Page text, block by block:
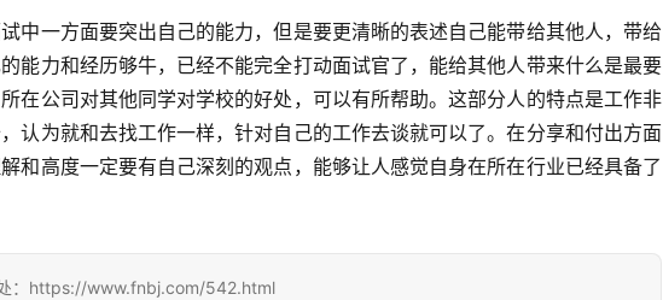
中一方面要突出自己的能力，但是要更清晰的表述自己能带给其他人，带给
能力和经历够牛，已经不能完全打动面试官了，能给其他人带来什么是最要
在公司对其他同学对学校的好处，可以有所帮助。这部分人的特点是工作非
认为就和去找工作一样，针对自己的工作去谈就可以了。在分享和付出方面
和高度一定要有自己深刻的观点，能够让人感觉自身在所在行业已经具备了
：https://www.fnbj.com/542.html